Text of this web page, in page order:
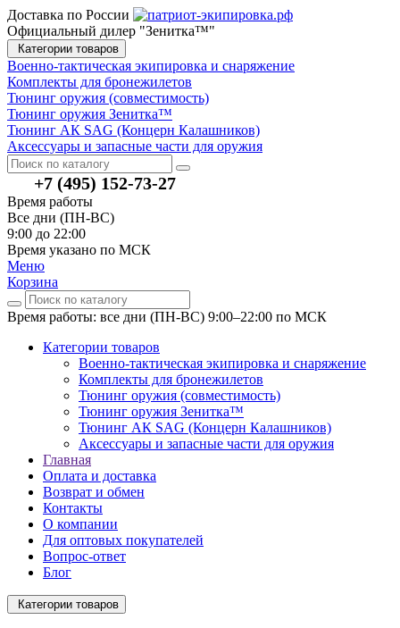
Доставка по России
Официальный дилер "Зенитка™"
Категории товаров
Военно-тактическая экипировка и снаряжение
Комплекты для бронежилетов
Тюнинг оружия (совместимость)
Тюнинг оружия Зенитка™
Тюнинг АК SAG (Концерн Калашников)
Аксессуары и запасные части для оружия
+7 (495) 152-73-27
Время работы
Все дни (ПН-ВС)
9:00 до 22:00
Время указано по МСК
Меню
Корзина
Время работы: все дни (ПН-ВС) 9:00–22:00 по МСК
Категории товаров
Военно-тактическая экипировка и снаряжение
Комплекты для бронежилетов
Тюнинг оружия (совместимость)
Тюнинг оружия Зенитка™
Тюнинг АК SAG (Концерн Калашников)
Аксессуары и запасные части для оружия
Главная
Оплата и доставка
Возврат и обмен
Контакты
О компании
Для оптовых покупателей
Вопрос-ответ
Блог
Категории товаров